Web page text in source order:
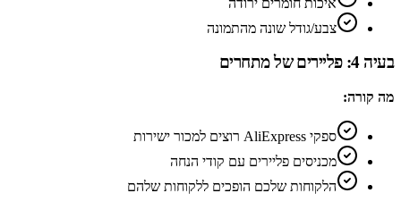
צבע/גודל שונה מהתמונה
בעיה 4: פליירים של מתחרים
מה קורה:
ספקי AliExpress רוצים למכור ישירות
מכניסים פליירים עם קודי הנחה
הלקוחות שלכם הופכים ללקוחות שלהם